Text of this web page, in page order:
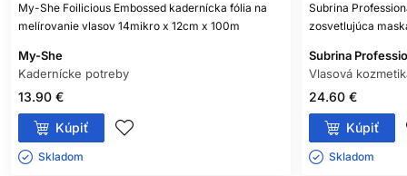
My-She Foilicious Embossed kadernícka fólia na
melírovanie vlasov 14mikro x 12cm x 100m
My-She
Kadernícke potreby
13.90 €
Kúpiť
Skladom ㅤ
Subrina
zosvetlujúca
Subrina
Vlasová
24.60 €
Kúpiť
Skladom ㅤ